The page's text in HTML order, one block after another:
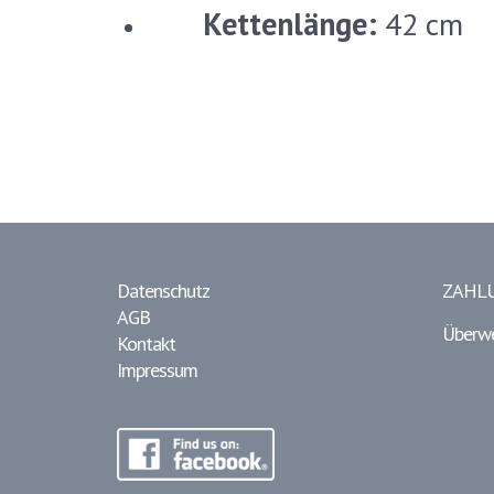
Kettenlänge: 42 cm
Datenschutz
AGB
Kontakt
Impressum